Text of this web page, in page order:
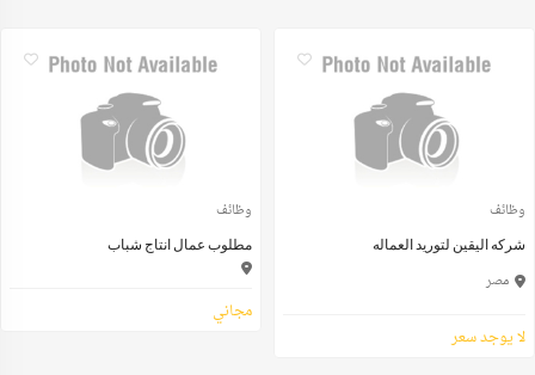
وظائف
شركه اليقين لتوريد العماله
مصر
لا يوجد سعر
وظائف
مطلوب عمال انتاج شباب
مجاني